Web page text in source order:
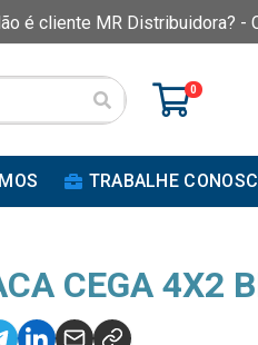
é cliente MR Distribuidora? -
0
TRABALHE
CEGA 4X2